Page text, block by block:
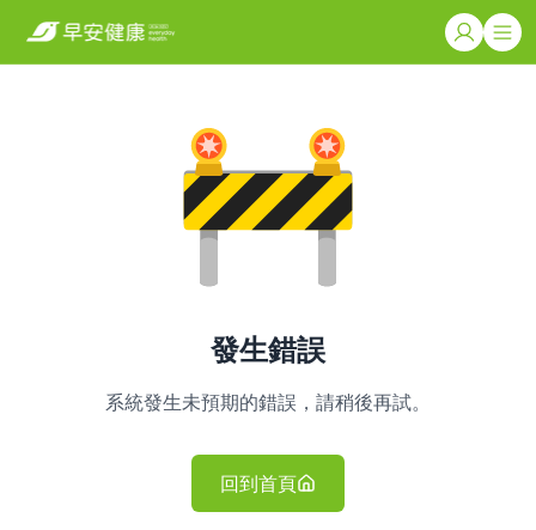
發生錯誤
系統發生未預期的錯誤，請稍後再試。
回到首頁